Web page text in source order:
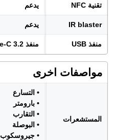
تقنية NFC يدعم
IR blaster يدعم
منفذ USB منفذ USB Type-C 3.2
مواصفات اخرى
المستشعرات
• التسارع
• بارومتر
• التقارب
• البوصلة
• جيروسكوب